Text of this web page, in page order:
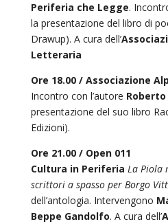
Periferia che Legge.
la presentazione del libro di
Drawup). A cura dell’
Letteraria
Ore 18.00 / Associazione
Incontro con l’autore
presentazione del suo libro
Edizioni).
Ore 21.00 / Open 011
Cultura in Periferia La Piola
scrittori a spasso per Borgo
dell’antologia. Intervengono
Beppe Gandolfo. A cura dell’